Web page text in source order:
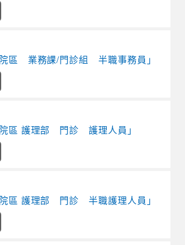
院區 業務課/門診組 半職事務員」
院區 護理部 門診 護理人員」
院區 護理部 門診 半職護理人員」